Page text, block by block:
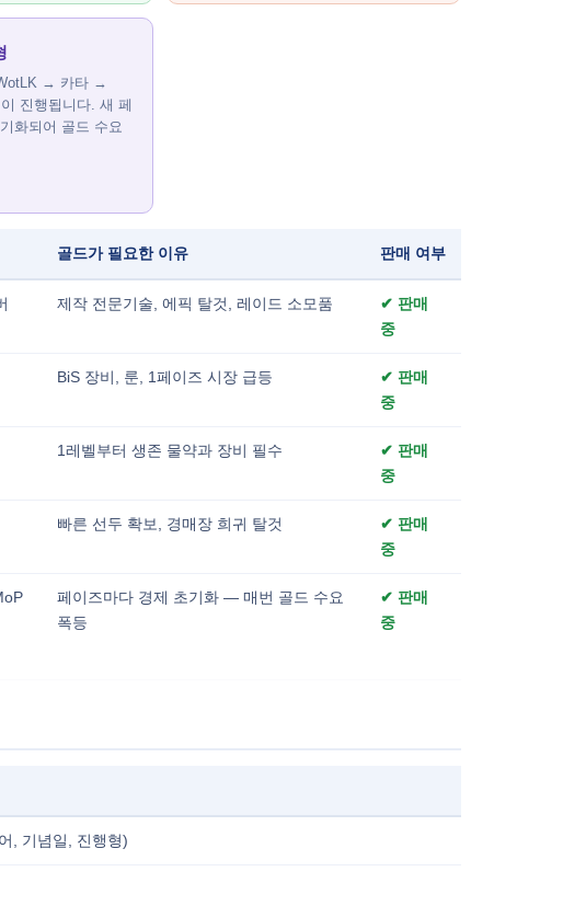
→ 카타 →
진행됩니다. 새 페
화되어 골드 수요
골드가 필요한 이유 판매 여부
제작 전문기술, 에픽 탈것, 레이드 소모품
✔ 판매
중
BiS 장비, 룬, 1페이즈 시장 급등
✔ 판매
중
1레벨부터 생존 물약과 장비 필수
✔ 판매
중
빠른 선두 확보, 경매장 희귀 탈것
✔ 판매
중
페이즈마다 경제 초기화 — 매번 골드 수요
폭등
✔ 판매
중
, 기념일, 진행형)